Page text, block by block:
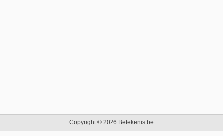
Copyright © 2026 Betekenis.be